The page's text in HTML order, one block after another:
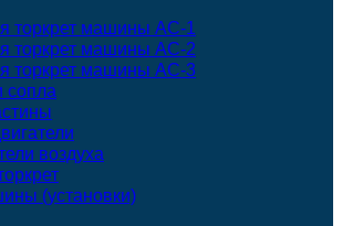
торкрет машины АС-1
торкрет машины АС-2
торкрет машины АС-3
сопла
воздуха
(установки)